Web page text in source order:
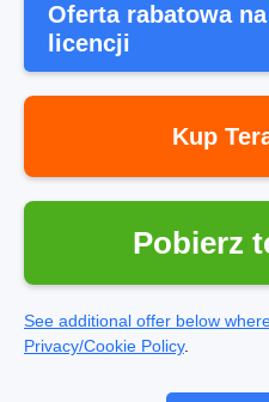
Oferta rabatowa
licencji
Kup
Pobierz
See additional offer below
Privacy/Cookie Policy.